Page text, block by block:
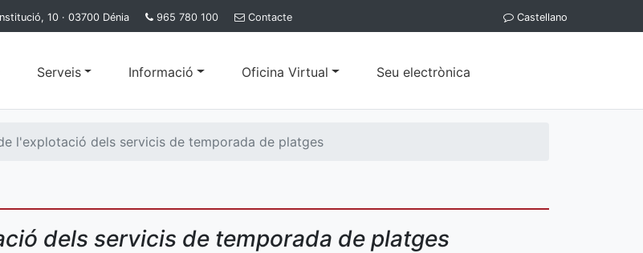
10 · 03700 Dénia 965 780 100 Contacte Castellano
Serveis Informació Oficina Virtual Seu electrònica
l'explotació dels servicis de temporada de platges
dels servicis de temporada de platges